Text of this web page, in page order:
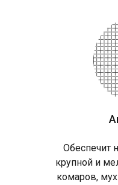
Обеспечит
крупной и
комаров,